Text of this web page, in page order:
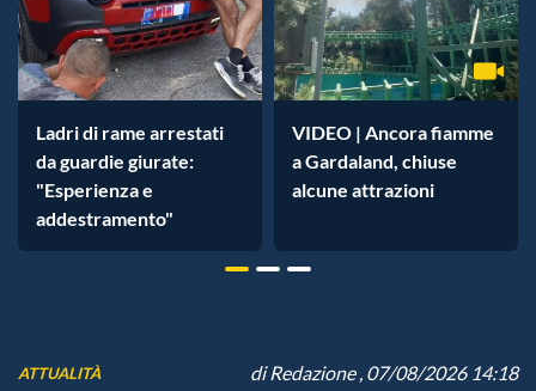
Ladri di rame arrestati
da guardie giurate:
"Esperienza e
addestramento"
VIDEO | Ancora fiamme
a Gardaland, chiuse
alcune attrazioni
ATTUALITÀ diRedazione, 07/08/2026 14:18